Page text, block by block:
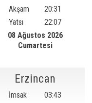
Akşam
20:31
Yatsı
22:07
08 Ağustos 2026
Cumartesi
Erzincan
İmsak
03:43